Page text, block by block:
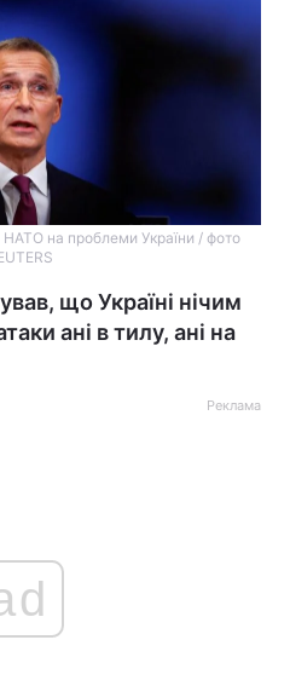
НАТО на проблеми України / фото
що Україні нічим
ані в тилу, ані на
Реклама